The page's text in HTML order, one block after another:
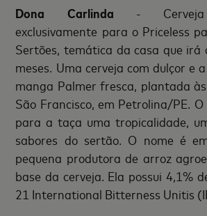
Dona Carlinda - Cerveja
exclusivamente para o Priceless
Sertões, temática da casa que irá
meses. Uma cerveja com dulçor e
manga Palmer fresca, plantada
São Francisco, em Petrolina/PE.
para a taça uma tropicalidade,
sabores do sertão. O nome é
pequena produtora de arroz
base da cerveja. Ela possui 4,1%
21 International Bitterness Unitis